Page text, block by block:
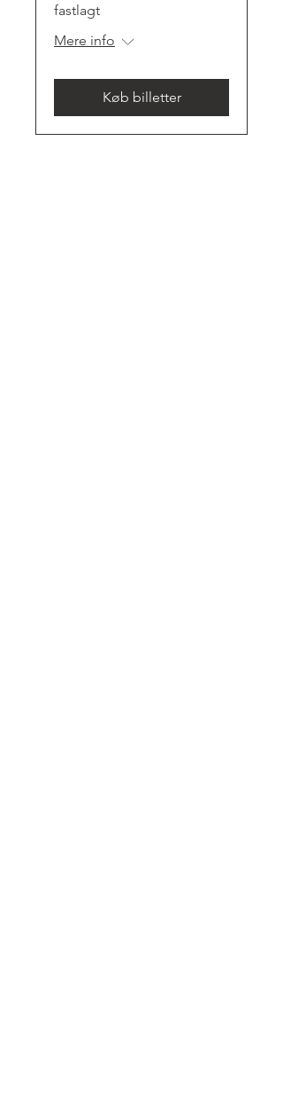
fastlagt
Mere info
Køb billetter